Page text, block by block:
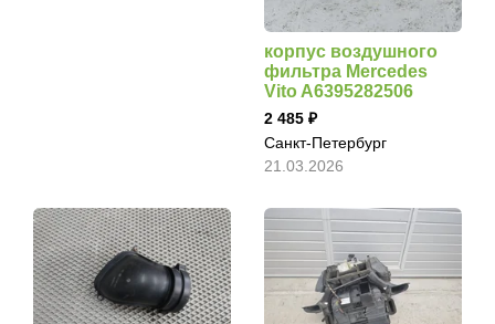
корпус воздушного
фильтра Mercedes
Vito A6395282506
2 485
Санкт-Петербург
21.03.2026